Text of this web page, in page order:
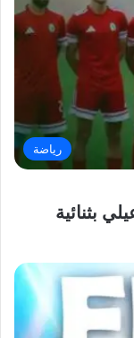
رياضة
بثنائية